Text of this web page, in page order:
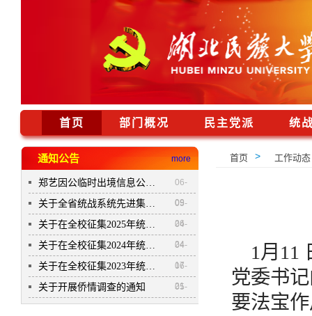
首页 部门概况 民主党派 统
通知公告 more
郑艺因公临时出境信息公开公示表 06-
09
关于全省统战系统先进集体和... 05-
26
关于在全校征集2025年统战理... 04-
24
关于在全校征集2024年统战理... 04-
17
关于在全校征集2023年统战理... 06-
21
关于开展侨情调查的通知 05-
12
首页 > 工作动态
1月11
党委书
要法宝